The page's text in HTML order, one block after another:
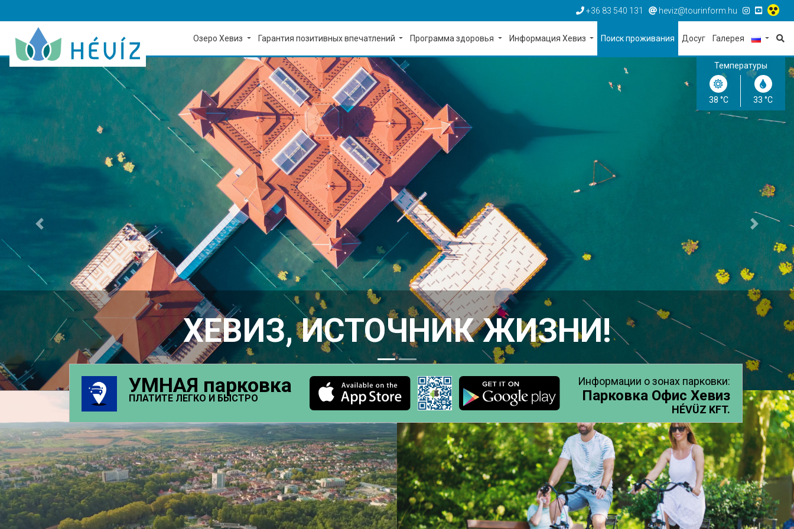
+36 83 540 131 heviz@tourinform.hu
Озеро Хевиз Гарантия позитивных впечатлений Программа здоровья Информация Хевиз Поиск проживания Досуг Галерея
Температуры
38 °C 33 °C
ХЕВИЗ, ИСТОЧНИК ЖИЗНИ!
предыдущий
УМНАЯ парковка
ПЛАТИТЕ ЛЕГКО И БЫСТРО
Информации о зонах парковки:
Парковка Офис Хевиз
HÉVÜZ KFT.